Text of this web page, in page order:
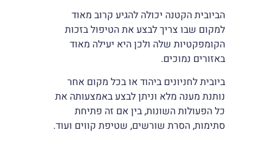
הביובית הקטנה יכולה להגיע קרוב מאוד
למקום שבו צריך לבצע את הטיפול בזכות
הקומפקטיות שלה ולכן היא יעילה מאוד
באזורים נמוכים.
ביובית לחניונים ביהוד או בכל מקום אחר
נותנת מענה מלא וניתן לבצע באמצעותה את
כל הפעולות השונות, בין אם זה פתיחת
סתימות, הסרת שורשים, שטיפת קווים ועוד.